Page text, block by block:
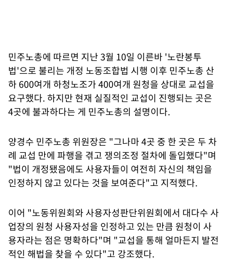
민주노총에 따르면 지난 3월 10일 이른바 '노란봉투
법'으로 불리는 개정 노동조합법 시행 이후 민주노총 산
하 600여개 하청노조가 400여개 원청을 상대로 교섭을
요구했다. 하지만 현재 실질적인 교섭이 진행되는 곳은
4곳에 불과하다는 게 민주노총의 설명이다.
양경수 민주노총 위원장은 "그나마 4곳 중 한 곳은 두 차
례 교섭 만에 파행을 겪고 쟁의조정 절차에 돌입했다"며
"법이 개정됐음에도 사용자들이 여전히 자신의 책임을
인정하지 않고 있다는 것을 보여준다"고 지적했다.
이어 "노동위원회와 사용자성판단위원회에서 대다수 사
업장의 원청 사용자성을 인정하고 있는 만큼 원청이 사
용자라는 점은 명확하다"며 "교섭을 통해 얼마든지 발전
적인 해법을 찾을 수 있다"고 강조했다.